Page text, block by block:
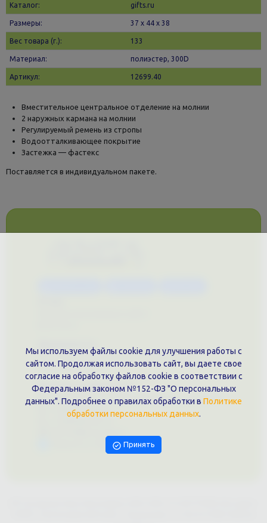
Каталог: gifts.ru
Размеры: 37 х 44 x 38
Вес товара (г.): 133
Материал: полиэстер, 300D
Артикул: 12699.40
Вместительное центральное отделение на молнии
2 наружных кармана на молнии
Регулируемый ремень из стропы
Водоотталкивающее покрытие
Застежка — фастекс
Поставляется в индивидуальном пакете.
Политика обработки персональных данных
Публичная оферта
Контакты филиала
г. Краснодар, ул. Шоссе Нефтяников, 28, оф. 51
+7 (861)202-09-02
+7 (909)466-00-16
Написать в Telegram
Мы используем файлы cookie для улучшения работы с
сайтом. Продолжая использовать сайт, вы даете свое
согласие на обработку файлов cookie в соответствии с
Федеральным законом №152-ФЗ "О персональных
данных". Подробнее о правилах обработки в Политике
обработки персональных данных.
Принять